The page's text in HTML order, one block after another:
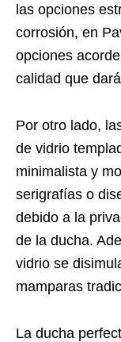
las opciones
corrosión, en
opciones
calidad que
Por otro lado,
de vidrio
minimalista y
serigrafías o
debido a la
de la ducha.
vidrio se
mamparas
La ducha